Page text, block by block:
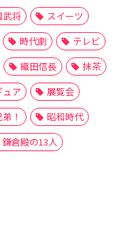
武将
スイーツ
時代劇
テレビ
織田信長
抹茶
ュア
展覧会
！
昭和時代
鎌倉殿の13人